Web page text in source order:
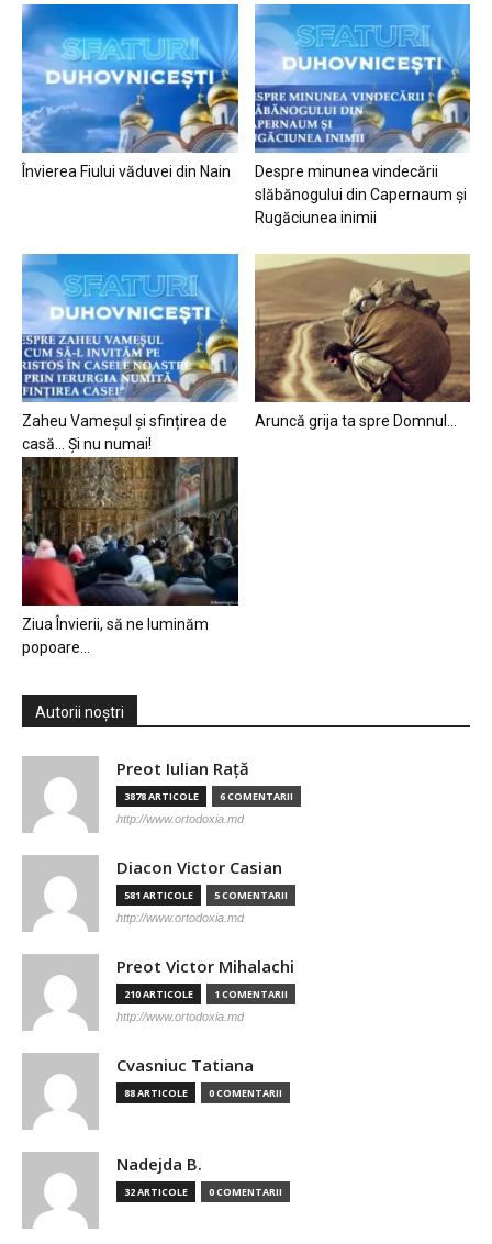
Învierea Fiului văduvei din Nain
Despre minunea vindecării
slăbănogului din Capernaum și
Rugăciunea inimii
Zaheu Vameșul și sfințirea de
casă… Și nu numai!
Aruncă grija ta spre Domnul…
Ziua Învierii, să ne luminăm
popoare…
Autorii noștri
Preot Iulian Raţă
3878 ARTICOLE 6 COMENTARII
http://www.ortodoxia.md
Diacon Victor Casian
581 ARTICOLE 5 COMENTARII
http://www.ortodoxia.md
Preot Victor Mihalachi
210 ARTICOLE 1 COMENTARII
http://www.ortodoxia.md
Cvasniuc Tatiana
88 ARTICOLE 0 COMENTARII
Nadejda B.
32 ARTICOLE 0 COMENTARII